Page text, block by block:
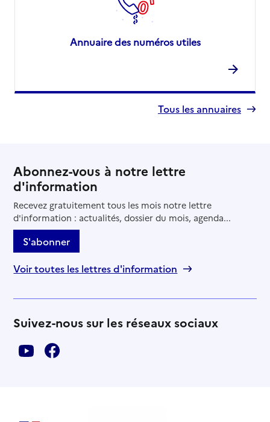
Annuaire des numéros utiles
Tous les annuaires
Abonnez-vous à notre lettre
d'information
Recevez gratuitement tous les mois notre lettre
d'information : actualités, dossier du mois, agenda...
S'abonner
Voir toutes les lettres d'information
Suivez-nous sur les réseaux sociaux